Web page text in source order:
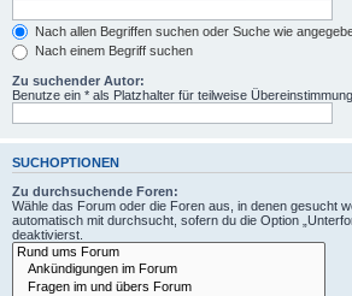
Nach allen Begriffen suchen oder Suche wie
Nach einem Begriff suchen
Zu suchender Autor:
Benutze ein * als Platzhalter für teilweise
SUCHOPTIONEN
Zu durchsuchende Foren:
Wähle das Forum oder die Foren aus, in denen gesucht
automatisch mit durchsucht, sofern du die Option
deaktivierst.